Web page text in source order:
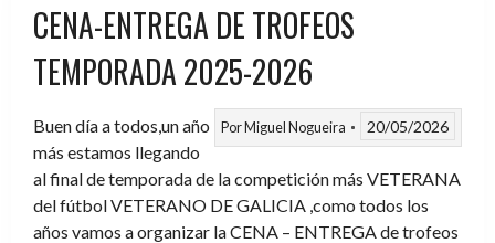
CENA-ENTREGA DE TROFEOS
TEMPORADA 2025-2026
PorMiguel Nogueira 20/05/2026
Buen día a todos,un año
más estamos llegando
al final de temporada de la competición más VETERANA
del fútbol VETERANO DE GALICIA ,como todos los
años vamos a organizar la CENA – ENTREGA de trofeos